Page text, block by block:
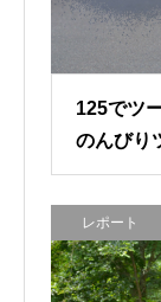
125でツ
のんびり
レポート